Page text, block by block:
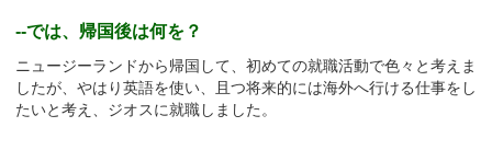
--では、帰国後は何を？
ニュージーランドから帰国して、初めての就職活動で色々と考えま
したが、やはり英語を使い、且つ将来的には海外へ行ける仕事をし
たいと考え、ジオスに就職しました。